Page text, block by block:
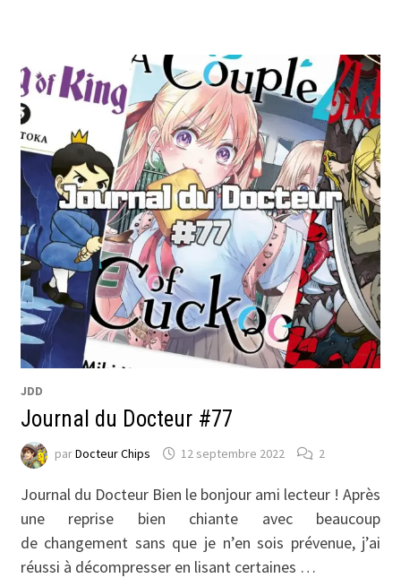
JDD
Journal du Docteur #77
parDocteur Chips 12 septembre 2022 2
Journal du Docteur Bien le bonjour ami lecteur ! Après
une reprise bien chiante avec beaucoup
de changement sans que je n’en sois prévenue, j’ai
réussi à décompresser en lisant certaines …